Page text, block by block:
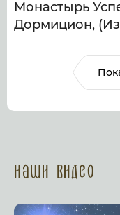
Монастырь
Дормицион,
Наши Видео